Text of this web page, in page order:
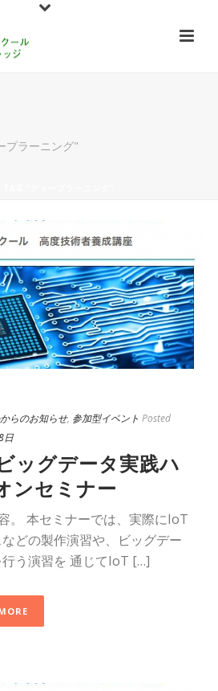
プラーニング"
らのお知らせ, 参加型イベント Posted
日
ッグデータ実践ハ
ンセミナー
。 本セミナーでは、実際にIoT
どの製作演習や、ビッグデー
行う演習を 通じてIoT […]